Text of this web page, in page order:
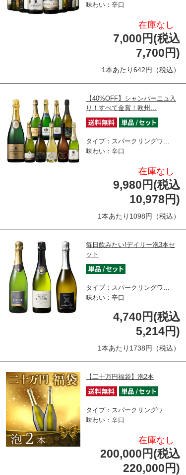
味わい：辛口
在庫なし
7,000円(税込
7,700円)
1本あたり642円（税込）
【40%OFF】シャンパーニュ入
り！すべて金賞！欧州…
タイプ：スパークリングワ…
味わい：辛口
在庫なし
9,980円(税込
10,978円)
1本あたり1098円（税込）
毎日飲みたい!デイリー泡3本セ
ット
タイプ：スパークリングワ…
味わい：辛口
4,740円(税込
5,214円)
1本あたり1738円（税込）
【二十万円福袋】泡2本
タイプ：スパークリングワ…
味わい：辛口
在庫なし
200,000円(税込
220,000円)